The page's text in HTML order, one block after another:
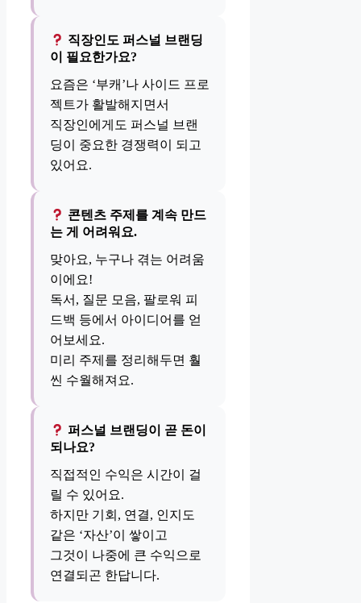
직장인도 퍼스널 브랜딩
이 필요한가요?
요즘은 ‘부캐’나 사이드 프로
젝트가 활발해지면서
직장인에게도 퍼스널 브랜
딩이 중요한 경쟁력이 되고
있어요.
콘텐츠 주제를 계속 만드
는 게 어려워요.
맞아요, 누구나 겪는 어려움
이에요!
독서, 질문 모음, 팔로워 피
드백 등에서 아이디어를 얻
어보세요.
미리 주제를 정리해두면 훨
씬 수월해져요.
퍼스널 브랜딩이 곧 돈이
되나요?
직접적인 수익은 시간이 걸
릴 수 있어요.
하지만 기회, 연결, 인지도
같은 ‘자산’이 쌓이고
그것이 나중에 큰 수익으로
연결되곤 한답니다.